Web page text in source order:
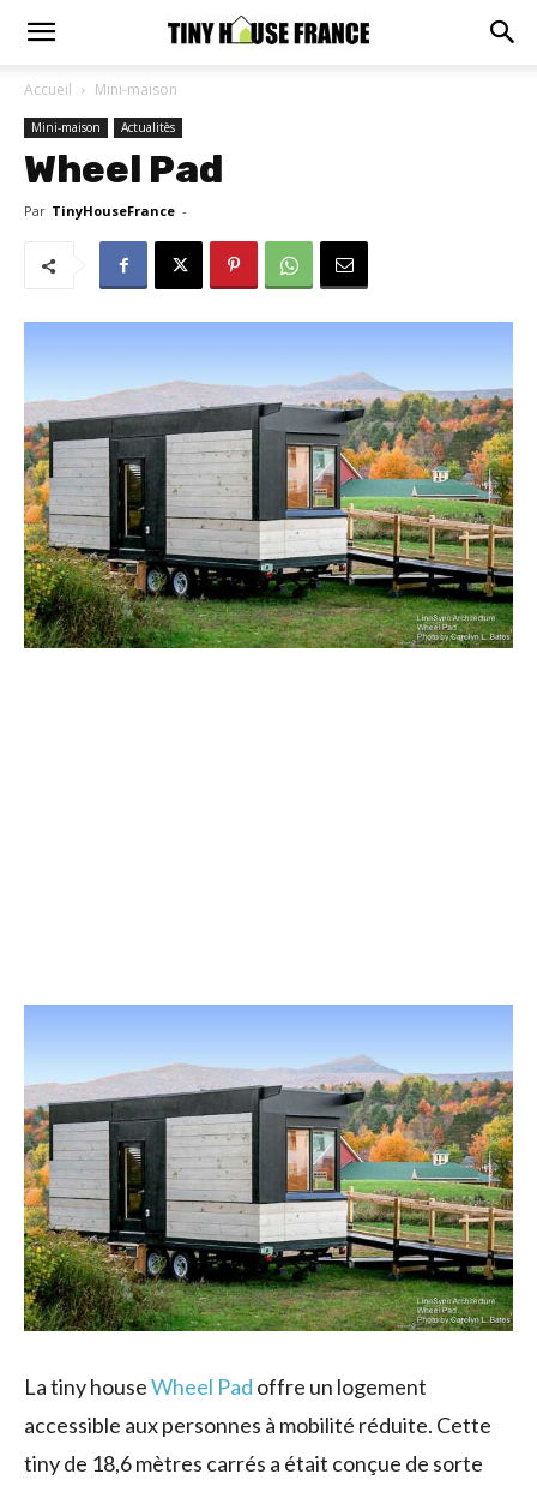
Accueil Mini-maison
Mini-maison Actualitès
Wheel Pad
Par TinyHouseFrance -
La tiny houseWheel Pad offre un logement
accessible aux personnes à mobilité réduite. Cette
tiny de 18,6 mètres carrés a était conçue de sorte